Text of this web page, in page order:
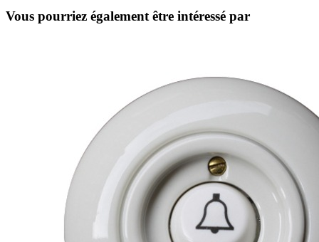
Vous pourriez également être intéressé par